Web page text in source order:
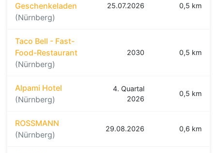
Geschenkeladen
(Nürnberg)
25.07.2026 0,5 km
Taco Bell - Fast-
Food-Restaurant
(Nürnberg)
2030 0,5 km
Alpami Hotel
(Nürnberg)
4. Quartal
2026
0,5 km
ROSSMANN
(Nürnberg)
29.08.2026 0,6 km